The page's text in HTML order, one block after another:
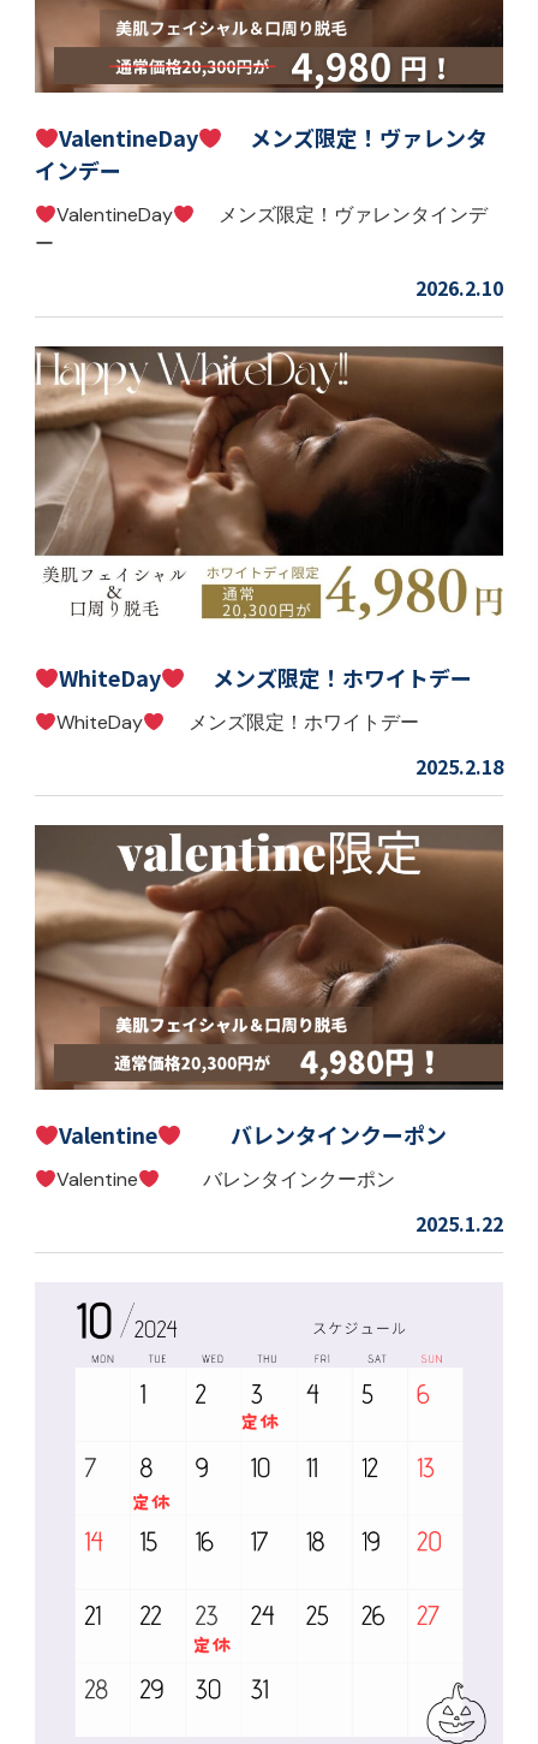
ValentineDay
メンズ限定！ヴァレンタ
インデー
ValentineDay
メンズ限定！ヴァレンタインデ
ー
2026.2.10
WhiteDay メンズ限定！ホワイトデー
WhiteDay メンズ限定！ホワイトデー
2025.2.18
Valentine バレンタインクーポン
Valentine バレンタインクーポン
2025.1.22